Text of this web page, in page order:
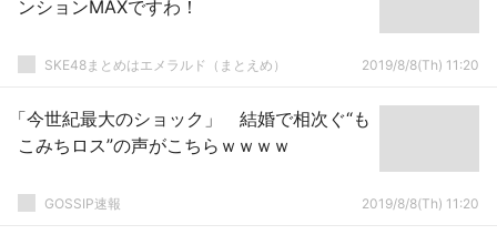
ンションMAXですわ！
SKE48まとめはエメラルド（まとえめ） 2019/8/8(Th) 11:20
「今世紀最大のショック」 結婚で相次ぐ“も
こみちロス”の声がこちらｗｗｗｗ
GOSSIP速報 2019/8/8(Th) 11:20